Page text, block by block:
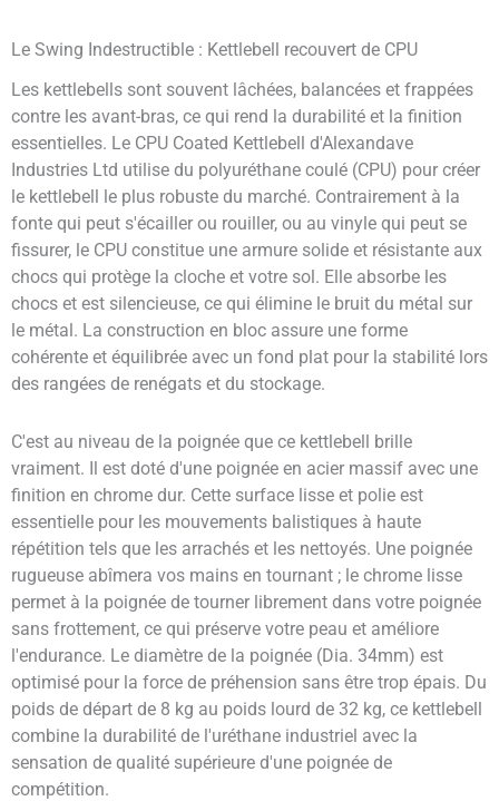
Kettlebell
(Block
Mould)
Le Swing Indestructible : Kettlebell recouvert de CPU
Les kettlebells sont souvent lâchées, balancées et frappées
contre les avant-bras, ce qui rend la durabilité et la finition
essentielles. Le CPU Coated Kettlebell d'Alexandave
Industries Ltd utilise du polyuréthane coulé (CPU) pour créer
le kettlebell le plus robuste du marché. Contrairement à la
fonte qui peut s'écailler ou rouiller, ou au vinyle qui peut se
fissurer, le CPU constitue une armure solide et résistante aux
chocs qui protège la cloche et votre sol. Elle absorbe les
chocs et est silencieuse, ce qui élimine le bruit du métal sur
le métal. La construction en bloc assure une forme
cohérente et équilibrée avec un fond plat pour la stabilité lors
des rangées de renégats et du stockage.
C'est au niveau de la poignée que ce kettlebell brille
vraiment. Il est doté d'une poignée en acier massif avec une
finition en chrome dur. Cette surface lisse et polie est
essentielle pour les mouvements balistiques à haute
répétition tels que les arrachés et les nettoyés. Une poignée
rugueuse abîmera vos mains en tournant ; le chrome lisse
permet à la poignée de tourner librement dans votre poignée
sans frottement, ce qui préserve votre peau et améliore
l'endurance. Le diamètre de la poignée (Dia. 34mm) est
optimisé pour la force de préhension sans être trop épais. Du
poids de départ de 8 kg au poids lourd de 32 kg, ce kettlebell
combine la durabilité de l'uréthane industriel avec la
sensation de qualité supérieure d'une poignée de
compétition.